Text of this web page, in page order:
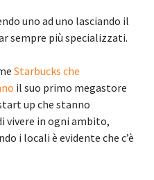
uno ad uno lasciando il
sempre più specializzati.
Starbucks che
il suo primo megastore
up che stanno
vivere in ogni ambito,
i locali è evidente che c’è